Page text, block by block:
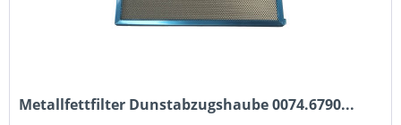
Metallfettfilter Dunstabzugshaube 0074.6790...